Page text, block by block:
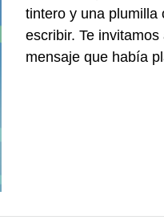
tintero y una plumilla
escribir. Te
mensaje que había